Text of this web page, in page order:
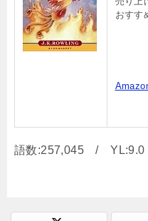
おすす
語数:257,045 / YL:9.0